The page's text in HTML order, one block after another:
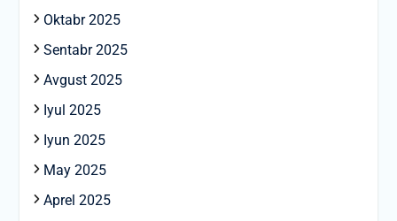
Oktabr 2025
Sentabr 2025
Avgust 2025
Iyul 2025
Iyun 2025
May 2025
Aprel 2025